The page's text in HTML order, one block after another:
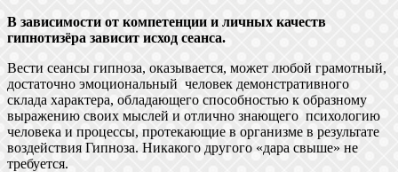
В зависимости от компетенции и личных качеств
гипнотизёра зависит исход сеанса.
Вести сеансы гипноза, оказывается, может любой грамотный,
достаточно эмоциональный человек демонстративного
склада характера, обладающего способностью к образному
выражению своих мыслей и отлично знающего психологию
человека и процессы, протекающие в организме в результате
воздействия Гипноза. Никакого другого «дара свыше» не
требуется.